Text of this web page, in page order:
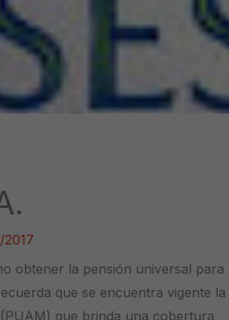
2017
obtener la pensión universal para
que se encuentra vigente la
que brinda una cobertura